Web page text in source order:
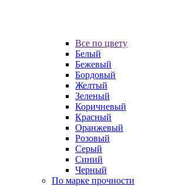
Все по цвету
Белый
Бежевый
Бордовый
Желтый
Зеленый
Коричневый
Красный
Оранжевый
Розовый
Серый
Синий
Черный
По марке прочности